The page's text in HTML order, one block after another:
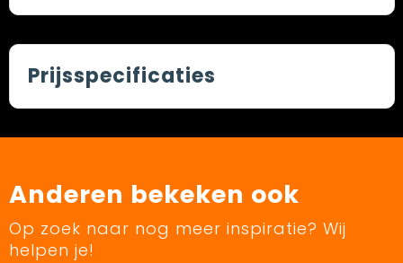
Prijsspecificaties
Anderen bekeken ook
Op zoek naar nog meer inspiratie? Wij
helpen je!